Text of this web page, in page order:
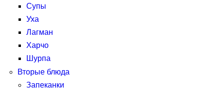
Супы
Уха
Лагман
Харчо
Шурпа
Вторые блюда
Запеканки